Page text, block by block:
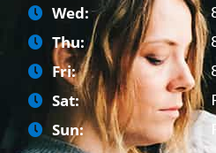
Wed:
Thu:
Fri:
Sat:
Sun: